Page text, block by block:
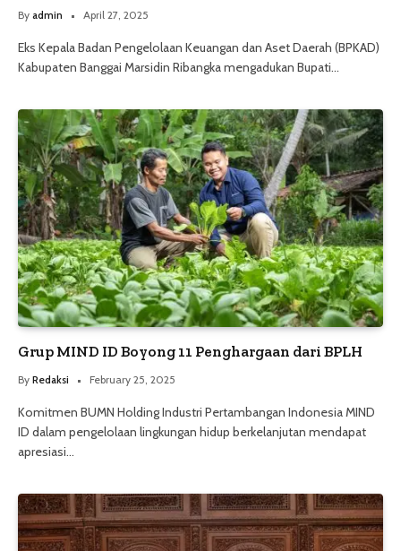
By admin April 27, 2025
Eks Kepala Badan Pengelolaan Keuangan dan Aset Daerah (BPKAD)
Kabupaten Banggai Marsidin Ribangka mengadukan Bupati…
Grup MIND ID Boyong 11 Penghargaan dari BPLH
By Redaksi February 25, 2025
Komitmen BUMN Holding Industri Pertambangan Indonesia MIND
ID dalam pengelolaan lingkungan hidup berkelanjutan mendapat
apresiasi…